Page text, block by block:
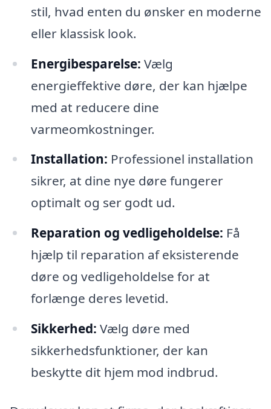
stil, hvad enten du ønsker en moderne
eller klassisk look.
Energibesparelse: Vælg
energieffektive døre, der kan hjælpe
med at reducere dine
varmeomkostninger.
Installation: Professionel installation
sikrer, at dine nye døre fungerer
optimalt og ser godt ud.
Reparation og vedligeholdelse: Få
hjælp til reparation af eksisterende
døre og vedligeholdelse for at
forlænge deres levetid.
Sikkerhed: Vælg døre med
sikkerhedsfunktioner, der kan
beskytte dit hjem mod indbrud.